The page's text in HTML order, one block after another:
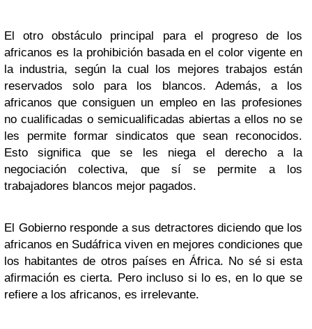
El otro obstáculo principal para el progreso de los
africanos es la prohibición basada en el color vigente en
la industria, según la cual los mejores trabajos están
reservados solo para los blancos. Además, a los
africanos que consiguen un empleo en las profesiones
no cualificadas o semicualificadas abiertas a ellos no se
les permite formar sindicatos que sean reconocidos.
Esto significa que se les niega el derecho a la
negociación colectiva, que sí se permite a los
trabajadores blancos mejor pagados.
El Gobierno responde a sus detractores diciendo que los
africanos en Sudáfrica viven en mejores condiciones que
los habitantes de otros países en África. No sé si esta
afirmación es cierta. Pero incluso si lo es, en lo que se
refiere a los africanos, es irrelevante.